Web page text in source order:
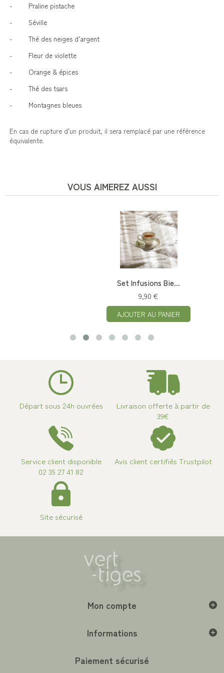
- Praline pistache
- Séville
- Thé des neiges d’argent
- Fleur de violette
- Orange & épices
- Thé des tsars
- Montagnes bleues
En cas de rupture d'un produit, il sera remplacé par une référence
équivalente.
VOUS AIMEREZ AUSSI
Départ sous 24h ouvrées
Livraison offerte à partir de
39€
Service client disponible
02 35 27 41 82
Avis client certifiés Trustpilot
Site sécurisé
Mon compte
Informations
Paiement sécurisé